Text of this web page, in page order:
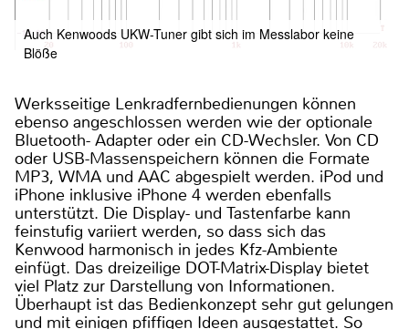
Auch Kenwoods UKW-Tuner gibt sich im Messlabor keine
Blöße
Werksseitige Lenkradfernbedienungen können
ebenso angeschlossen werden wie der optionale
Bluetooth- Adapter oder ein CD-Wechsler. Von CD
oder USB-Massenspeichern können die Formate
MP3, WMA und AAC abgespielt werden. iPod und
iPhone inklusive iPhone 4 werden ebenfalls
unterstützt. Die Display- und Tastenfarbe kann
feinstufig variiert werden, so dass sich das
Kenwood harmonisch in jedes Kfz-Ambiente
einfügt. Das dreizeilige DOT-Matrix-Display bietet
viel Platz zur Darstellung von Informationen.
Überhaupt ist das Bedienkonzept sehr gut gelungen
und mit einigen pfiffigen Ideen ausgestattet. So